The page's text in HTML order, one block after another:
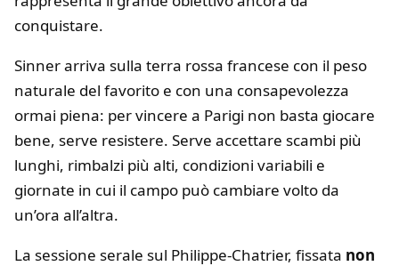
conquistare.
Sinner arriva sulla terra rossa francese con il peso
naturale del favorito e con una consapevolezza
ormai piena: per vincere a Parigi non basta giocare
bene, serve resistere. Serve accettare scambi più
lunghi, rimbalzi più alti, condizioni variabili e
giornate in cui il campo può cambiare volto da
un’ora all’altra.
La sessione serale sul Philippe-Chatrier, fissata non